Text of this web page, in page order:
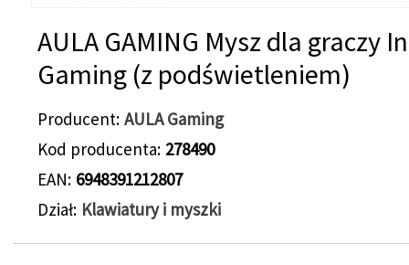
AULA GAMING Mysz dla graczy
Gaming (z podświetleniem)
Producent AULA Gaming
Kod producenta 278490
EAN 6948391212807
Dział Klawiatury i myszki